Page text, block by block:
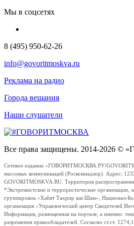
Мы в соцсетях
8 (495) 950-62-26
info@govoritmoskva.ru
Реклама на радио
Города вещания
Наши слушатели
Все права защищены. 2014-2026 ©
Сетевое издание «ГОВОРИТМОСКВА.РУ/
массовых коммуникаций (Роскомнадзор). Адрес:
GOVORITMOSKVA.RU. Территория
*Экстремистские и террористические
группировок «Хайят Тахрир аш-Шам», Национал-
организация «Управленческий центр Свидетелей
Информация, размещенная на портале, а именно:
разрешения правообладателей. Согласно ст.ст.